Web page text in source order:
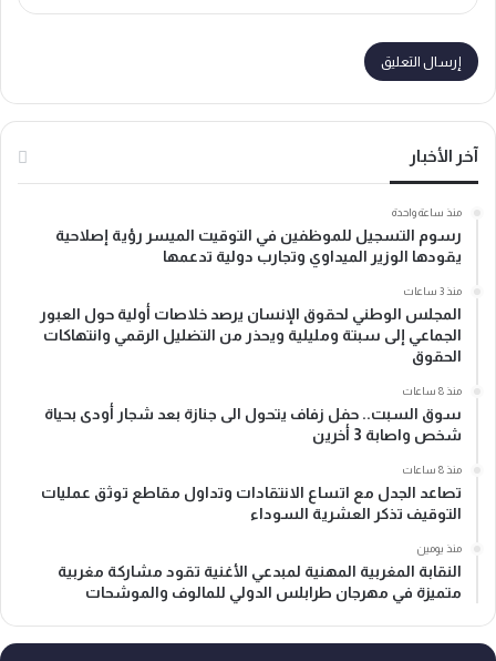
آخر الأخبار
منذ ساعة واحدة
رسوم التسجيل للموظفين في التوقيت الميسر رؤية إصلاحية
يقودها الوزير الميداوي وتجارب دولية تدعمها
منذ 3 ساعات
المجلس الوطني لحقوق الإنسان يرصد خلاصات أولية حول العبور
الجماعي إلى سبتة ومليلية ويحذر من التضليل الرقمي وانتهاكات
الحقوق
منذ 8 ساعات
سوق السبت.. حفل زفاف يتحول الى جنازة بعد شجار أودى بحياة
شخص واصابة 3 أخرين
منذ 8 ساعات
تصاعد الجدل مع اتساع الانتقادات وتداول مقاطع توثق عمليات
التوقيف تذكر العشرية السوداء
منذ يومين
النقابة المغربية المهنية لمبدعي الأغنية تقود مشاركة مغربية
متميزة في مهرجان طرابلس الدولي للمالوف والموشحات